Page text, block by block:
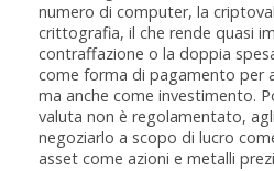
numero di computer, la
crittografia, il che rende quasi
contraffazione o la doppia
come forma di pagamento per
ma anche come investimento.
valuta non è regolamentato,
negoziarlo a scopo di lucro
asset come azioni e metalli